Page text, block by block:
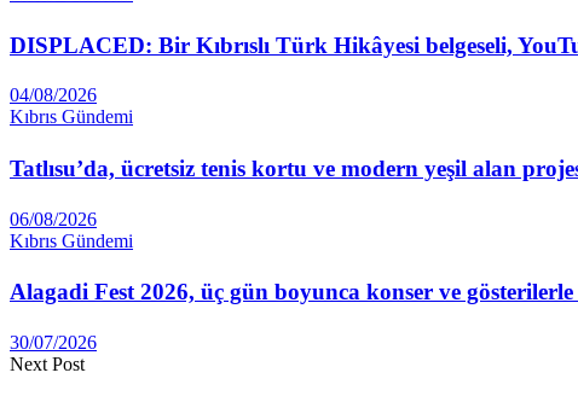
DISPLACED: Bir Kıbrıslı Türk Hikâyesi belgeseli,
04/08/2026
Kıbrıs Gündemi
Tatlısu’da, ücretsiz tenis kortu ve modern yeşil alan
06/08/2026
Kıbrıs Gündemi
Alagadi Fest 2026, üç gün boyunca konser ve
30/07/2026
Next Post